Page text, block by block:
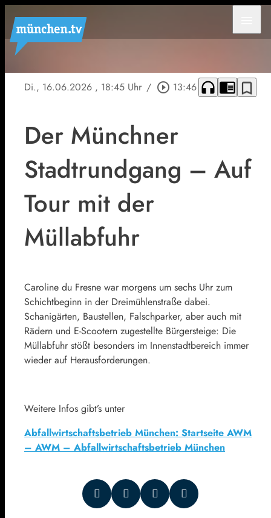
Di., 16.06.2026 , 18:45 Uhr / play_circle_outline 13:46 headphones chrome_reader_mode bookmark_border
Der Münchner
Stadtrundgang – Auf
Tour mit der
Müllabfuhr
Caroline du Fresne war morgens um sechs Uhr zum
Schichtbeginn in der Dreimühlenstraße dabei.
Schanigärten, Baustellen, Falschparker, aber auch mit
Rädern und E-Scootern zugestellte Bürgersteige: Die
Müllabfuhr stößt besonders im Innenstadtbereich immer
wieder auf Herausforderungen.
Weitere Infos gibt’s unter
Abfallwirtschaftsbetrieb München: Startseite AWM
– AWM – Abfallwirtschaftsbetrieb München